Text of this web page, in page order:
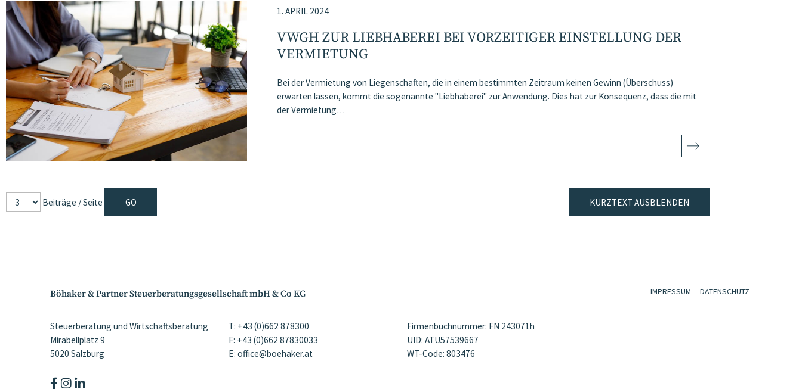
1. APRIL 2024
VWGH ZUR LIEBHABEREI BEI VORZEITIGER EINSTELLUNG DER
VERMIETUNG
Bei der Vermietung von Liegenschaften, die in einem bestimmten Zeitraum keinen Gewinn (Überschuss)
erwarten lassen, kommt die sogenannte "Liebhaberei" zur Anwendung. Dies hat zur Konsequenz, dass die mit
der Vermietung…
Beiträge / Seite KURZTEXT AUSBLENDEN
Böhaker & Partner Steuerberatungsgesellschaft mbH & Co KG
Steuerberatung und Wirtschaftsberatung
Mirabellplatz 9
5020 Salzburg
T: +43 (0)662 878300
F: +43 (0)662 87830033
E: office@boehaker.at
Firmenbuchnummer: FN 243071h
UID: ATU57539667
WT-Code: 803476
IMPRESSUM DATENSCHUTZ